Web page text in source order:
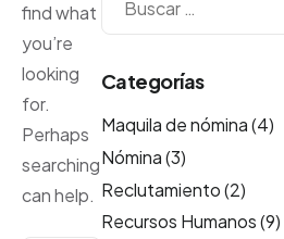
find what
you’re
looking
for.
Perhaps
searching
can help.
Categorías
Maquila de nómina(4)
Nómina(3)
Reclutamiento(2)
Recursos Humanos(9)